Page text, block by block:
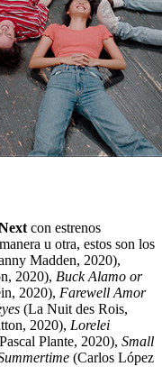
con estrenos
u otra, estos son los
Madden, 2020),
2020), Buck Alamo or
2020), Farewell Amor
(La Nuit des Rois,
2020), Lorelei
Plante, 2020), Small
(Carlos López